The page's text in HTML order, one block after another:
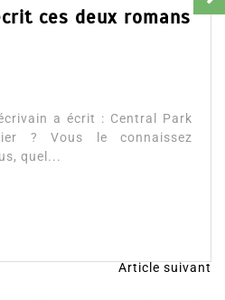
ces deux romans
a écrit : Central Park
? Vous le connaissez
quel...
Article suivant